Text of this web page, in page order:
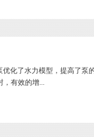
优化了水力模型，提高了泵
，有效的增...